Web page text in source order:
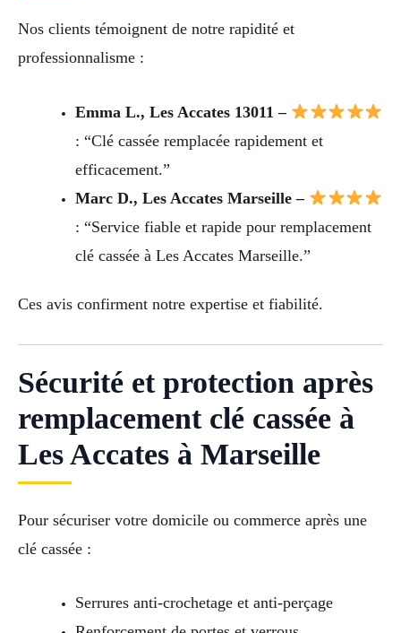
Nos clients témoignent de notre rapidité et
professionnalisme :
Emma L., Les Accates 13011 –
: “Clé cassée remplacée rapidement et
efficacement.”
Marc D., Les Accates Marseille –
: “Service fiable et rapide pour remplacement
clé cassée à Les Accates Marseille.”
Ces avis confirment notre expertise et fiabilité.
Sécurité et protection après
remplacement clé cassée à
Les Accates à Marseille
Pour sécuriser votre domicile ou commerce après une
clé cassée :
Serrures anti-crochetage et anti-perçage